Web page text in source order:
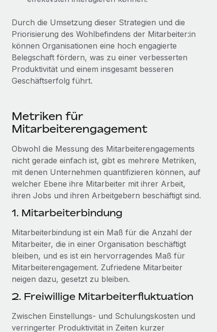
Durch die Umsetzung dieser Strategien und die
Priorisierung des Wohlbefindens der Mitarbeiter:in
können Organisationen eine hoch engagierte
Belegschaft fördern, was zu einer verbesserten
Produktivität und einem insgesamt besseren
Geschäftserfolg führt.
Metriken für
Mitarbeiterengagement
Obwohl die Messung des Mitarbeiterengagements
nicht gerade einfach ist, gibt es mehrere Metriken,
mit denen Unternehmen quantifizieren können, auf
welcher Ebene ihre Mitarbeiter mit ihrer Arbeit,
ihren Jobs und ihren Arbeitgebern beschäftigt sind.
1. Mitarbeiterbindung
Mitarbeiterbindung ist ein Maß für die Anzahl der
Mitarbeiter, die in einer Organisation beschäftigt
bleiben, und es ist ein hervorragendes Maß für
Mitarbeiterengagement. Zufriedene Mitarbeiter
neigen dazu, gesetzt zu bleiben.
2. Freiwillige Mitarbeiterfluktuation
Zwischen Einstellungs- und Schulungskosten und
verringerter Produktivität in Zeiten kurzer